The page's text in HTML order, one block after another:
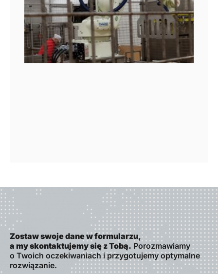
Zostaw swoje dane w formularzu,
a my skontaktujemy się z Tobą. Porozmawiamy
o Twoich oczekiwaniach i przygotujemy optymalne
rozwiązanie.